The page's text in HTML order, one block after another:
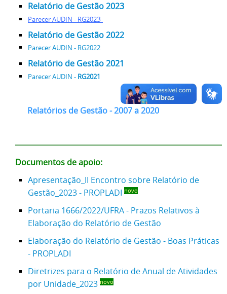
Relatório de Gestão 2023
Parecer AUDIN - RG2023
Relatório de Gestão 2022
Parecer AUDIN - RG2022
Relatório de Gestão 2021
Parecer AUDIN - RG2021
Relatórios de Gestão - 2007 a 2020
Documentos de apoio:
Apresentação_II Encontro sobre Relatório de
Gestão_2023 - PROPLADI novo
Portaria 1666/2022/UFRA - Prazos Relativos à
Elaboração do Relatório de Gestão
Elaboração do Relatório de Gestão - Boas Práticas
- PROPLADI
Diretrizes para o Relatório de Anual de Atividades
por Unidade_2023 novo